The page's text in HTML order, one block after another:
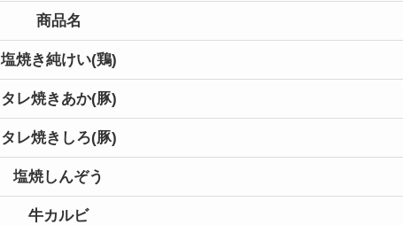
商品名
塩焼き純けい(鶏)
タレ焼きあか(豚)
タレ焼きしろ(豚)
塩焼しんぞう
牛カルビ